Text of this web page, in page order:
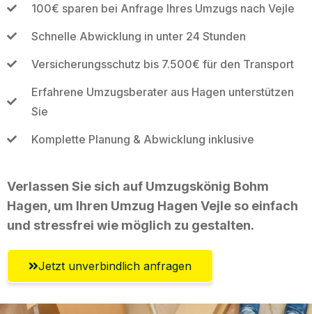
100€ sparen bei Anfrage Ihres Umzugs nach Vejle
Schnelle Abwicklung in unter 24 Stunden
Versicherungsschutz bis 7.500€ für den Transport
Erfahrene Umzugsberater aus Hagen unterstützen
Sie
Komplette Planung & Abwicklung inklusive
Verlassen Sie sich auf Umzugskönig Bohm
Hagen, um Ihren Umzug Hagen Vejle so einfach
und stressfrei wie möglich zu gestalten.
Jetzt unverbindlich anfragen